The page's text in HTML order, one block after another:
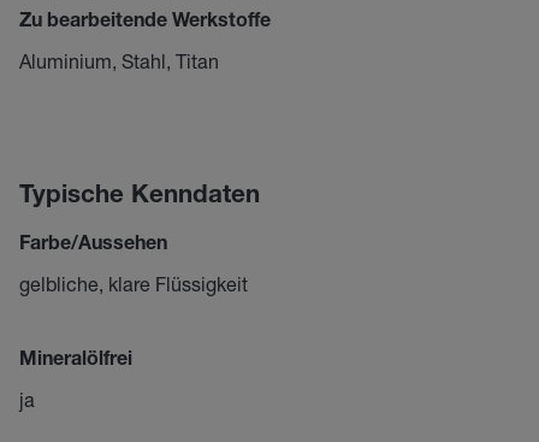
Zu bearbeitende Werkstoffe
Aluminium, Stahl, Titan
Typische Kenndaten
Farbe/Aussehen
gelbliche, klare Flüssigkeit
Mineralölfrei
ja